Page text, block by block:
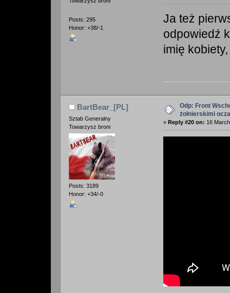
Posts: 295
Honor: +38/-1
Ja też
odpowiedź
imię
BartBear_[PL]
Sztab Generalny
Towarzysz broni
Posts: 3189
Honor: +34/-0
Odp: Front
żołnierskimi
« Reply #20 on: 16